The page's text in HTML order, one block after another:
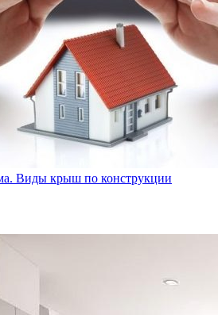
Виды крыш по конструкции